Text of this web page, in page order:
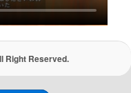
Right Reserved.